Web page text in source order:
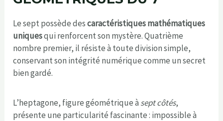
Le sept possède descaractéristiques mathématiques
uniquesqui renforcent son mystère. Quatrième
nombre premier, il résiste à toute division simple,
conservant son intégrité numérique comme un secret
bien gardé.
L’heptagone, figure géométrique à sept côtés,
présente une particularité fascinante : impossible à